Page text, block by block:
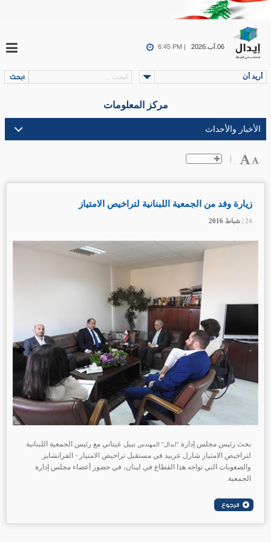
06.آب.2026 6:45 PM |
أريد أن
مركز المعلومات
24 | شباط
زيارة وفد من الجمعية اللبنانية لتراخيص الامتياز
24 | شباط 24 | شباط
بحث رئيس مجلس إدارة "ايدال" المهندس نبيل عيتاني مع رئيس الجمعية اللبنانية
لتراخيص الامتياز شارل عربيد في مستقبل تراخيص الامتياز - الفرانشايز
والصعوبات التي تواجه هذا القطاع في لبنان، في حضور أعضاء مجلس إدارة
الجمعية.